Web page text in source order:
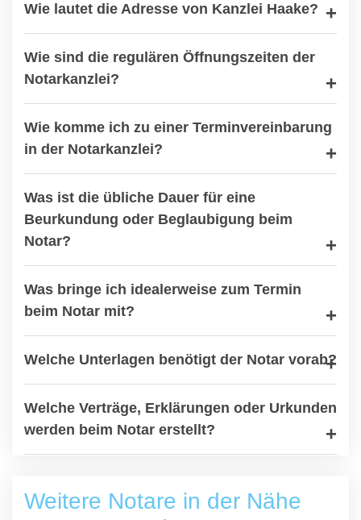
Wie lautet die Adresse von Kanzlei Haake?
Wie sind die regulären Öffnungszeiten der
Notarkanzlei?
Wie komme ich zu einer Terminvereinbarung
in der Notarkanzlei?
Was ist die übliche Dauer für eine
Beurkundung oder Beglaubigung beim
Notar?
Was bringe ich idealerweise zum Termin
beim Notar mit?
Welche Unterlagen benötigt der Notar vorab?
Welche Verträge, Erklärungen oder Urkunden
werden beim Notar erstellt?
Weitere Notare in der Nähe